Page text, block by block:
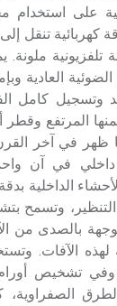
كهربائية تنقل
ملونة.
العادية
كامل
المرتفع
ظهر في آخر
الداخلية
وتسمح
بالصدى من
الآفات.
وفي تشخيص